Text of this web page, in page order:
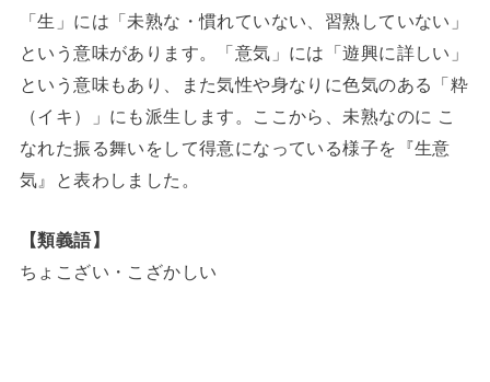
「生」には「未熟な・慣れていない、習熟していない」
という意味があります。「意気」には「遊興に詳しい」
という意味もあり、また気性や身なりに色気のある「粋
（イキ）」にも派生します。ここから、未熟なのに こ
なれた振る舞いをして得意になっている様子を『生意
気』と表わしました。
【類義語】
ちょこざい・こざかしい